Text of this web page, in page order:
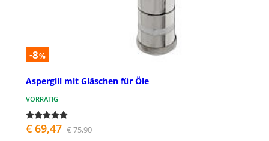
-8%
Aspergill mit Gläschen für Öle
VORRÄTIG
€ 69,47 € 75,90